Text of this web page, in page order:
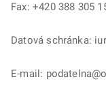
Fax: +420 388 305
Datová schránka:
E-mail: